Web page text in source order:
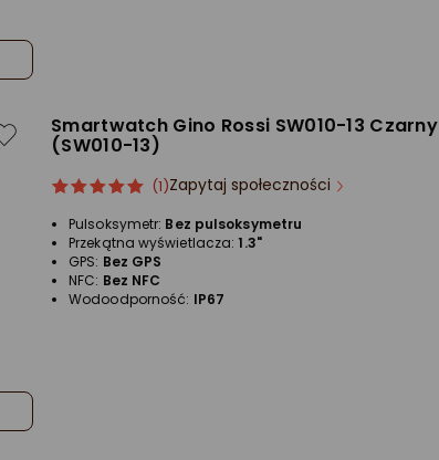
Smartwatch Gino Rossi SW010-13 Czarny
(SW010-13)
ocena
5/5
gwiazdki
Ocena
(1)Zapytaj społeczności
Pulsoksymetr: Bez pulsoksymetru
Przekątna wyświetlacza: 1.3"
GPS: Bez GPS
NFC: Bez NFC
Wodoodporność: IP67